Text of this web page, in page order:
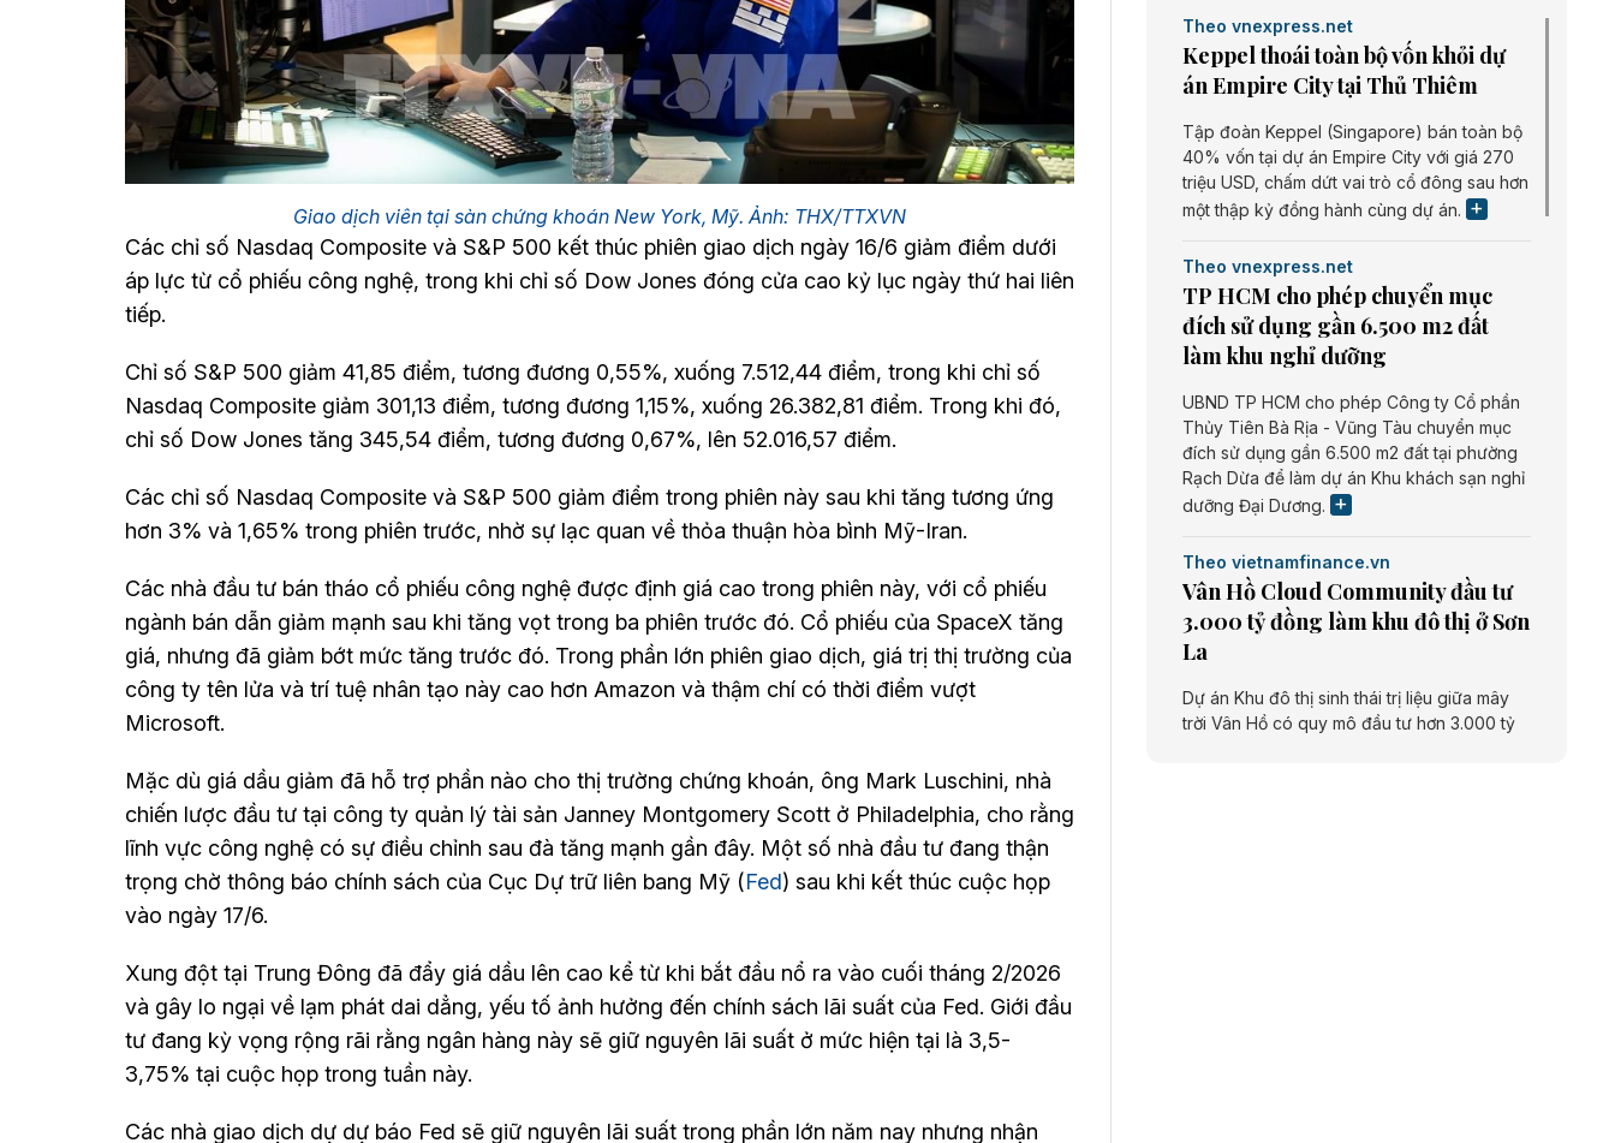
Giao dịch viên tại sàn chứng khoán New York, Mỹ. Ảnh: THX/TTXVN
Các chỉ số Nasdaq Composite và S&P 500 kết thúc phiên giao dịch ngày 16/6 giảm điểm dưới
áp lực từ cổ phiếu công nghệ, trong khi chỉ số Dow Jones đóng cửa cao kỷ lục ngày thứ hai liên
tiếp.
Chỉ số S&P 500 giảm 41,85 điểm, tương đương 0,55%, xuống 7.512,44 điểm, trong khi chỉ số
Nasdaq Composite giảm 301,13 điểm, tương đương 1,15%, xuống 26.382,81 điểm. Trong khi đó,
chỉ số Dow Jones tăng 345,54 điểm, tương đương 0,67%, lên 52.016,57 điểm.
Các chỉ số Nasdaq Composite và S&P 500 giảm điểm trong phiên này sau khi tăng tương ứng
hơn 3% và 1,65% trong phiên trước, nhờ sự lạc quan về thỏa thuận hòa bình Mỹ-Iran.
Các nhà đầu tư bán tháo cổ phiếu công nghệ được định giá cao trong phiên này, với cổ phiếu
ngành bán dẫn giảm mạnh sau khi tăng vọt trong ba phiên trước đó. Cổ phiếu của SpaceX tăng
giá, nhưng đã giảm bớt mức tăng trước đó. Trong phần lớn phiên giao dịch, giá trị thị trường của
công ty tên lửa và trí tuệ nhân tạo này cao hơn Amazon và thậm chí có thời điểm vượt
Microsoft.
Mặc dù giá dầu giảm đã hỗ trợ phần nào cho thị trường chứng khoán, ông Mark Luschini, nhà
chiến lược đầu tư tại công ty quản lý tài sản Janney Montgomery Scott ở Philadelphia, cho rằng
lĩnh vực công nghệ có sự điều chỉnh sau đà tăng mạnh gần đây. Một số nhà đầu tư đang thận
trọng chờ thông báo chính sách của Cục Dự trữ liên bang Mỹ (Fed) sau khi kết thúc cuộc họp
vào ngày 17/6.
Xung đột tại Trung Đông đã đẩy giá dầu lên cao kể từ khi bắt đầu nổ ra vào cuối tháng 2/2026
và gây lo ngại về lạm phát dai dẳng, yếu tố ảnh hưởng đến chính sách lãi suất của Fed. Giới đầu
tư đang kỳ vọng rộng rãi rằng ngân hàng này sẽ giữ nguyên lãi suất ở mức hiện tại là 3,5-
3,75% tại cuộc họp trong tuần này.
Các nhà giao dịch dự dự báo Fed sẽ giữ nguyên lãi suất trong phần lớn năm nay nhưng nhận
Theo vnexpress.net
Keppel thoái toàn bộ vốn khỏi dự
án Empire City tại Thủ Thiêm
Tập đoàn Keppel (Singapore) bán toàn bộ
40% vốn tại dự án Empire City với giá 270
triệu USD, chấm dứt vai trò cổ đông sau hơn
một thập kỷ đồng hành cùng dự án.
Theo vnexpress.net
TP HCM cho phép chuyển mục
đích sử dụng gần 6.500 m2 đất
làm khu nghỉ dưỡng
UBND TP HCM cho phép Công ty Cổ phần
Thủy Tiên Bà Rịa - Vũng Tàu chuyển mục
đích sử dụng gần 6.500 m2 đất tại phường
Rạch Dừa để làm dự án Khu khách sạn nghỉ
dưỡng Đại Dương.
Theo vietnamfinance.vn
Vân Hồ Cloud Community đầu tư
3.000 tỷ đồng làm khu đô thị ở Sơn
La
Dự án Khu đô thị sinh thái trị liệu giữa mây
trời Vân Hồ có quy mô đầu tư hơn 3.000 tỷ